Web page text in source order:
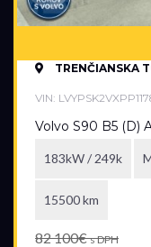
TRENČIANSKA
VIN:
Volvo S90 B5 (D)
183kW / 249k
15500 km
82 100€s DPH